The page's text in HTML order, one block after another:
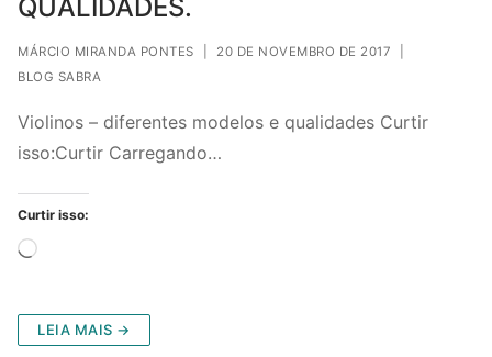
QUALIDADES.
MÁRCIO MIRANDA PONTES 20 DE NOVEMBRO DE 2017
BLOG SABRA
Violinos – diferentes modelos e qualidades Curtir
isso:Curtir Carregando…
Curtir isso:
Carregando...
LEIA MAIS →